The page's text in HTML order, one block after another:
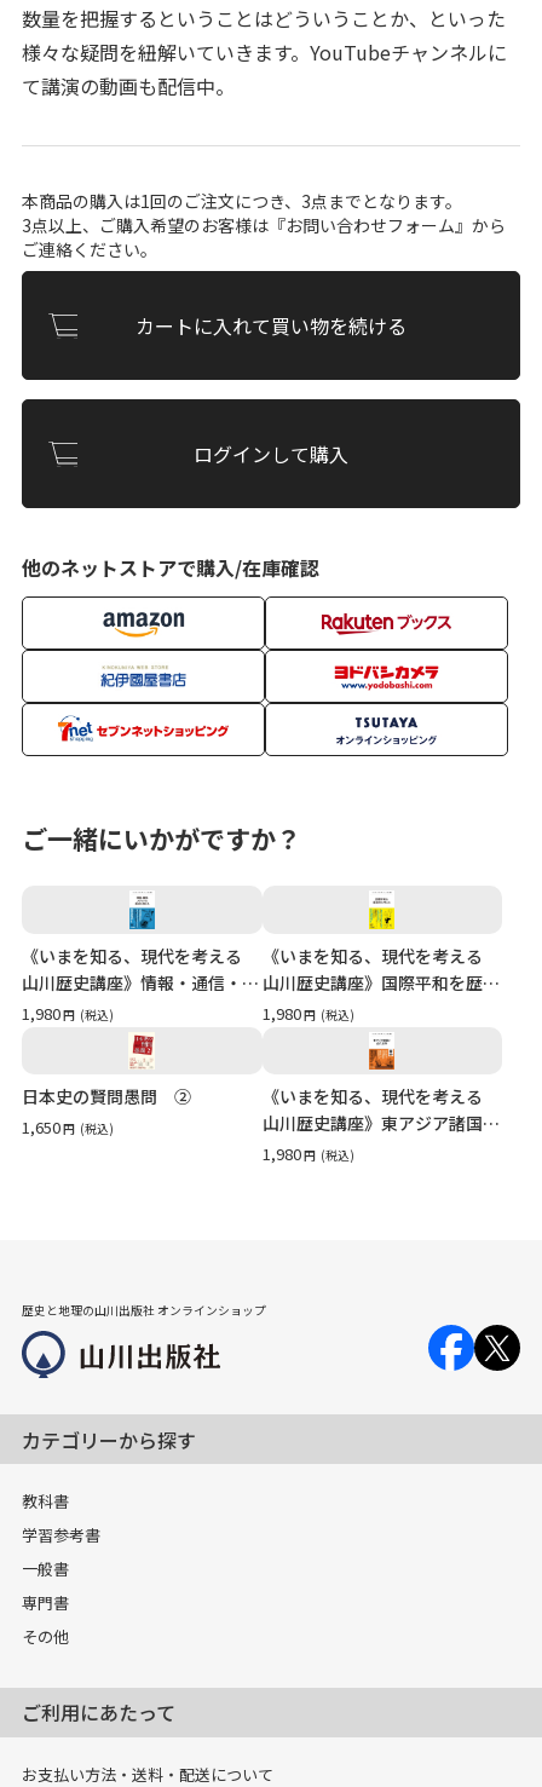
数量を把握するということはどういうことか、といった
様々な疑問を紐解いていきます。YouTubeチャンネルに
て講演の動画も配信中。
本商品の購入は1回のご注文につき、3点までとなります。
3点以上、ご購入希望のお客様は『お問い合わせフォーム 』から
ご連絡ください。
カートに入れて買い物を続ける
ログインして購入
他のネットストアで購入/在庫確認
ご一緒にいかがですか？
《いまを知る、現代を考える
山川歴史講座》情報・通信・メ
ディアの歴史を考える
1,980円 (税込)
《いまを知る、現代を考える
山川歴史講座》国際平和を歴史
的に考える
1,980円 (税込)
日本史の賢問愚問 ②
1,650円 (税込)
《いまを知る、現代を考える
山川歴史講座》東アジア諸国と
近代世界
1,980円 (税込)
歴史と地理の山川出版社 オンラインショップ
カテゴリーから探す
教科書
学習参考書
一般書
専門書
その他
ご利用にあたって
お支払い方法・送料・配送について